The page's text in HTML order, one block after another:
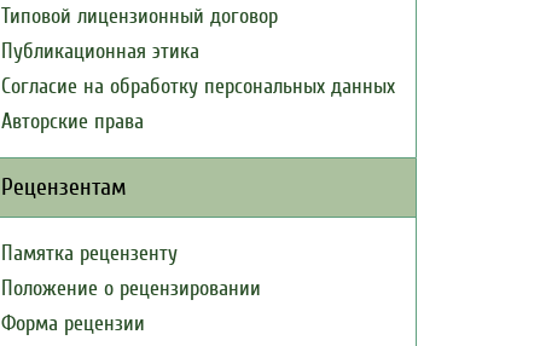
Типовой лицензионный договор
Публикационная этика
Согласие на обработку персональных данных
Авторские права
Рецензентам
Памятка рецензенту
Положение о рецензировании
Форма рецензии